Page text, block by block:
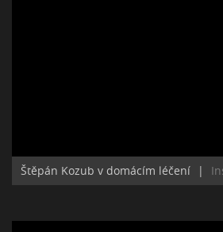
Štěpán Kozub v domácím léčení |